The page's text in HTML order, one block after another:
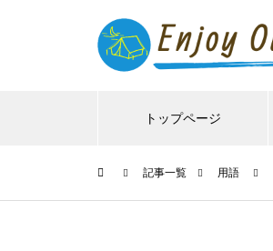
トップページ
記事一覧 用語